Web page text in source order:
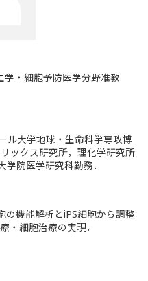
・細胞予防医学分野准教
ル大学地球・生命科学専攻博
ックス研究所，理化学研究所
院医学研究科勤務．
の機能解析とiPS細胞から調整
・細胞治療の実現．